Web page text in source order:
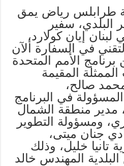
طرابلس رياض يمق
سفير
إيان كولارد،
في السفارة ألآن
الأمم المتحدة
المقيمة
صالح،
في البرنامج
مدير منطقة الشمال
ومسؤولة التطوير
جنان ميتى،
تانيا خليل، وذلك
المهندس خالد